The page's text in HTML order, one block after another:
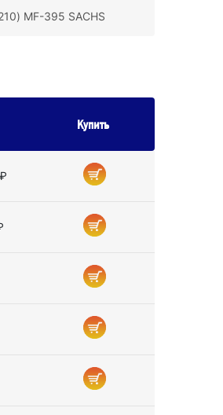
MF-395 SACHS
Купить